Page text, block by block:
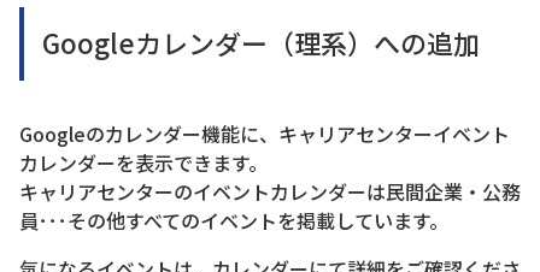
Googleカレンダー（理系）への追加
Googleのカレンダー機能に、キャリアセンターイベント
カレンダーを表示できます。
キャリアセンターのイベントカレンダーは民間企業・公務
員･･･その他すべてのイベントを掲載しています。